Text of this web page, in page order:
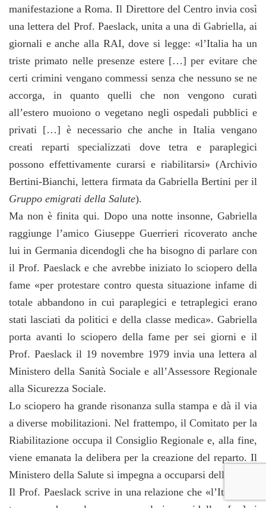
manifestazione a Roma. Il Direttore del Centro invia così
una lettera del Prof. Paeslack, unita a una di Gabriella, ai
giornali e anche alla RAI, dove si legge: «l’Italia ha un
triste primato nelle presenze estere […] per evitare che
certi crimini vengano commessi senza che nessuno se ne
accorga, in quanto quelli che non vengono curati
all’estero muoiono o vegetano negli ospedali pubblici e
privati […] è necessario che anche in Italia vengano
creati reparti specializzati dove tetra e paraplegici
possono effettivamente curarsi e riabilitarsi» (Archivio
Bertini-Bianchi, lettera firmata da Gabriella Bertini per il
Gruppo emigrati della Salute).
Ma non è finita qui. Dopo una notte insonne, Gabriella
raggiunge l’amico Giuseppe Guerrieri ricoverato anche
lui in Germania dicendogli che ha bisogno di parlare con
il Prof. Paeslack e che avrebbe iniziato lo sciopero della
fame «per protestare contro questa situazione infame di
totale abbandono in cui paraplegici e tetraplegici erano
stati lasciati da politici e della classe medica». Gabriella
porta avanti lo sciopero della fame per sei giorni e il
Prof. Paeslack il 19 novembre 1979 invia una lettera al
Ministero della Sanità Sociale e all’Assessore Regionale
alla Sicurezza Sociale.
Lo sciopero ha grande risonanza sulla stampa e dà il via
a diverse mobilitazioni. Nel frattempo, il Comitato per la
Riabilitazione occupa il Consiglio Regionale e, alla fine,
viene emanata la delibera per la creazione del reparto. Il
Ministero della Salute si impegna a occuparsi della cosa.
Il Prof. Paeslack scrive in una relazione che «l’Italia è il